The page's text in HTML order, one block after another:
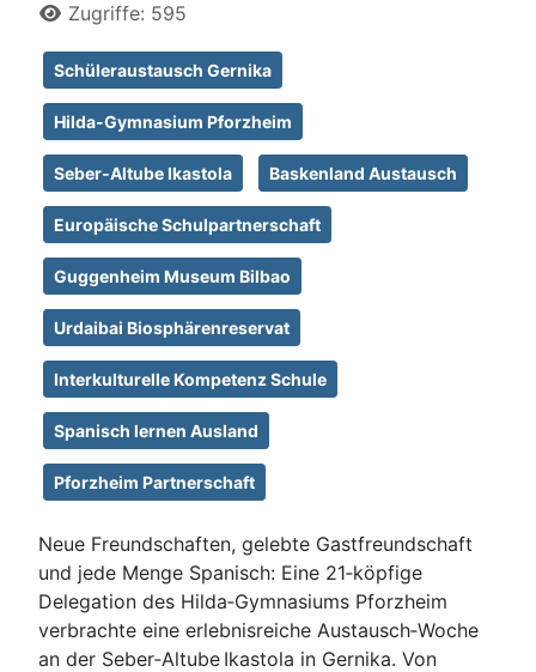
Zugriffe: 595
Schüleraustausch Gernika
Hilda‑Gymnasium Pforzheim
Seber‑Altube Ikastola Baskenland Austausch
Europäische Schulpartnerschaft
Guggenheim Museum Bilbao
Urdaibai Biosphärenreservat
Interkulturelle Kompetenz Schule
Spanisch lernen Ausland
Pforzheim Partnerschaft
Neue Freundschaften, gelebte Gastfreundschaft
und jede Menge Spanisch: Eine 21‑köpfige
Delegation des Hilda‑Gymnasiums Pforzheim
verbrachte eine erlebnisreiche Austausch‑Woche
an der Seber‑Altube Ikastola in Gernika. Von